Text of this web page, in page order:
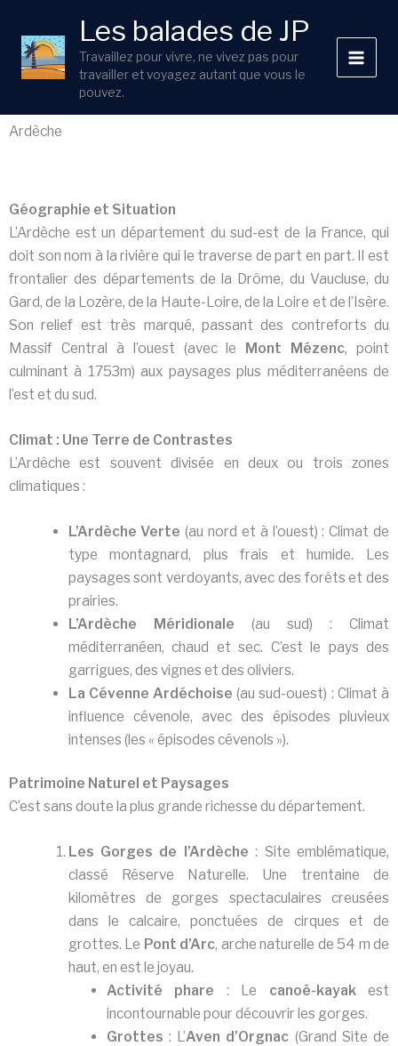
contenu
Les balades de JP
Travaillez pour vivre, ne vivez pas pour
travailler et voyagez autant que vous le
pouvez.
Ardèche
Géographie et Situation
L’Ardèche est un département du sud-est de la France, qui
doit son nom à la rivière qui le traverse de part en part. Il est
frontalier des départements de la Drôme, du Vaucluse, du
Gard, de la Lozère, de la Haute-Loire, de la Loire et de l’Isère.
Son relief est très marqué, passant des contreforts du
Massif Central à l’ouest (avec le Mont Mézenc, point
culminant à 1753m) aux paysages plus méditerranéens de
l’est et du sud.
Climat : Une Terre de Contrastes
L’Ardèche est souvent divisée en deux ou trois zones
climatiques :
L’Ardèche Verte (au nord et à l’ouest) : Climat de
type montagnard, plus frais et humide. Les
paysages sont verdoyants, avec des forêts et des
prairies.
L’Ardèche Méridionale (au sud) : Climat
méditerranéen, chaud et sec. C’est le pays des
garrigues, des vignes et des oliviers.
La Cévenne Ardéchoise (au sud-ouest) : Climat à
influence cévenole, avec des épisodes pluvieux
intenses (les « épisodes cévenols »).
Patrimoine Naturel et Paysages
C’est sans doute la plus grande richesse du département.
Les Gorges de l’Ardèche : Site emblématique,
classé Réserve Naturelle. Une trentaine de
kilomètres de gorges spectaculaires creusées
dans le calcaire, ponctuées de cirques et de
grottes. Le Pont d’Arc, arche naturelle de 54 m de
haut, en est le joyau.
Activité phare : Le canoë-kayakest
incontournable pour découvrir les gorges.
Grottes : L’Aven d’Orgnac (Grand Site de